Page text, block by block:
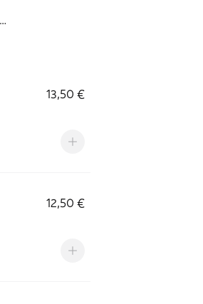
13,50 €
12,50 €